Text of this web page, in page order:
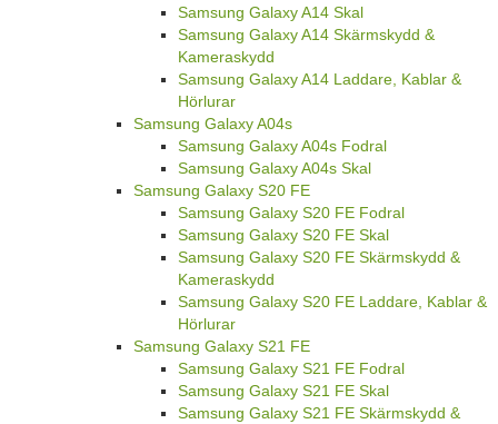
Samsung Galaxy A14 Skal
Samsung Galaxy A14 Skärmskydd &
Kameraskydd
Samsung Galaxy A14 Laddare, Kablar &
Hörlurar
Samsung Galaxy A04s
Samsung Galaxy A04s Fodral
Samsung Galaxy A04s Skal
Samsung Galaxy S20 FE
Samsung Galaxy S20 FE Fodral
Samsung Galaxy S20 FE Skal
Samsung Galaxy S20 FE Skärmskydd &
Kameraskydd
Samsung Galaxy S20 FE Laddare, Kablar &
Hörlurar
Samsung Galaxy S21 FE
Samsung Galaxy S21 FE Fodral
Samsung Galaxy S21 FE Skal
Samsung Galaxy S21 FE Skärmskydd &